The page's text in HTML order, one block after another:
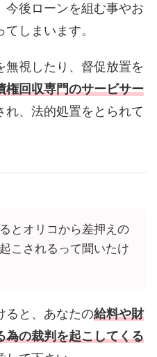
今後ローンを組む事やお
しまいます。
無視したり、督促放置を
権回収専門のサービサー
れ、法的処置をとられて
とオリコから差押えの
こされるって聞いたけ
ると、あなたの給料や財
為の裁判を起こしてくる